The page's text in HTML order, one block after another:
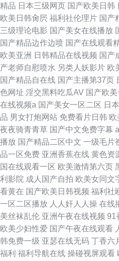
精品 日本三级网页 国产欧美日韩
欧美日韩肏屄 福利社伦理片 国产
三级理论电影 国产美女在线播放
国产精品边作边喷 国产在线观看
欧美亚洲 日韩精品在线视频 国产
产老师自慰喷水 另类人妖影片 欧
国产精品自在线 国产主播第37页
色网址 淫交黑料吃瓜AV 国产欧
在线视频a 国产美女一区二区 日
品 男女打炮网站 免费看片日韩 欧
夜夜骑青青草 国产中文免费字幕
播放 国产精品二区中文 一级毛片
品一区免费 亚洲香蕉在线 黄色资
国在线观看一区 欧美激情第六页
利影院 成人国产自拍 欧美女同文
看黄在 国产欧美日韩视频 福利社
一区二区播放 人人奸人人操 在线
美丝袜乱伦 亚洲午夜在线视频 91
欧美少妇性爱 国产午夜在线观看
韩免费一级 亚瑟在线无码 丁香六
福利 福利导航在线 操碰视屏观看